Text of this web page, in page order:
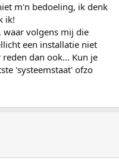
m'n bedoeling, ik denk
ik!
waar volgens mij die
een installatie niet
dan ook... Kun je
'systeemstaat' ofzo